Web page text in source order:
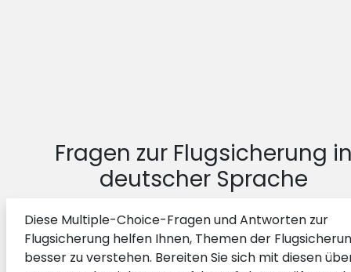
Fragen zur Flugsicherung
deutscher Sprache
Diese Multiple-Choice-Fragen und Antworten zur
Flugsicherung helfen Ihnen, Themen der
besser zu verstehen. Bereiten Sie sich mit diesen